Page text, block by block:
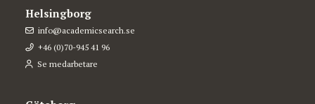
Helsingborg
info@academicsearch.se
+46 (0)70-945 41 96
Se medarbetare